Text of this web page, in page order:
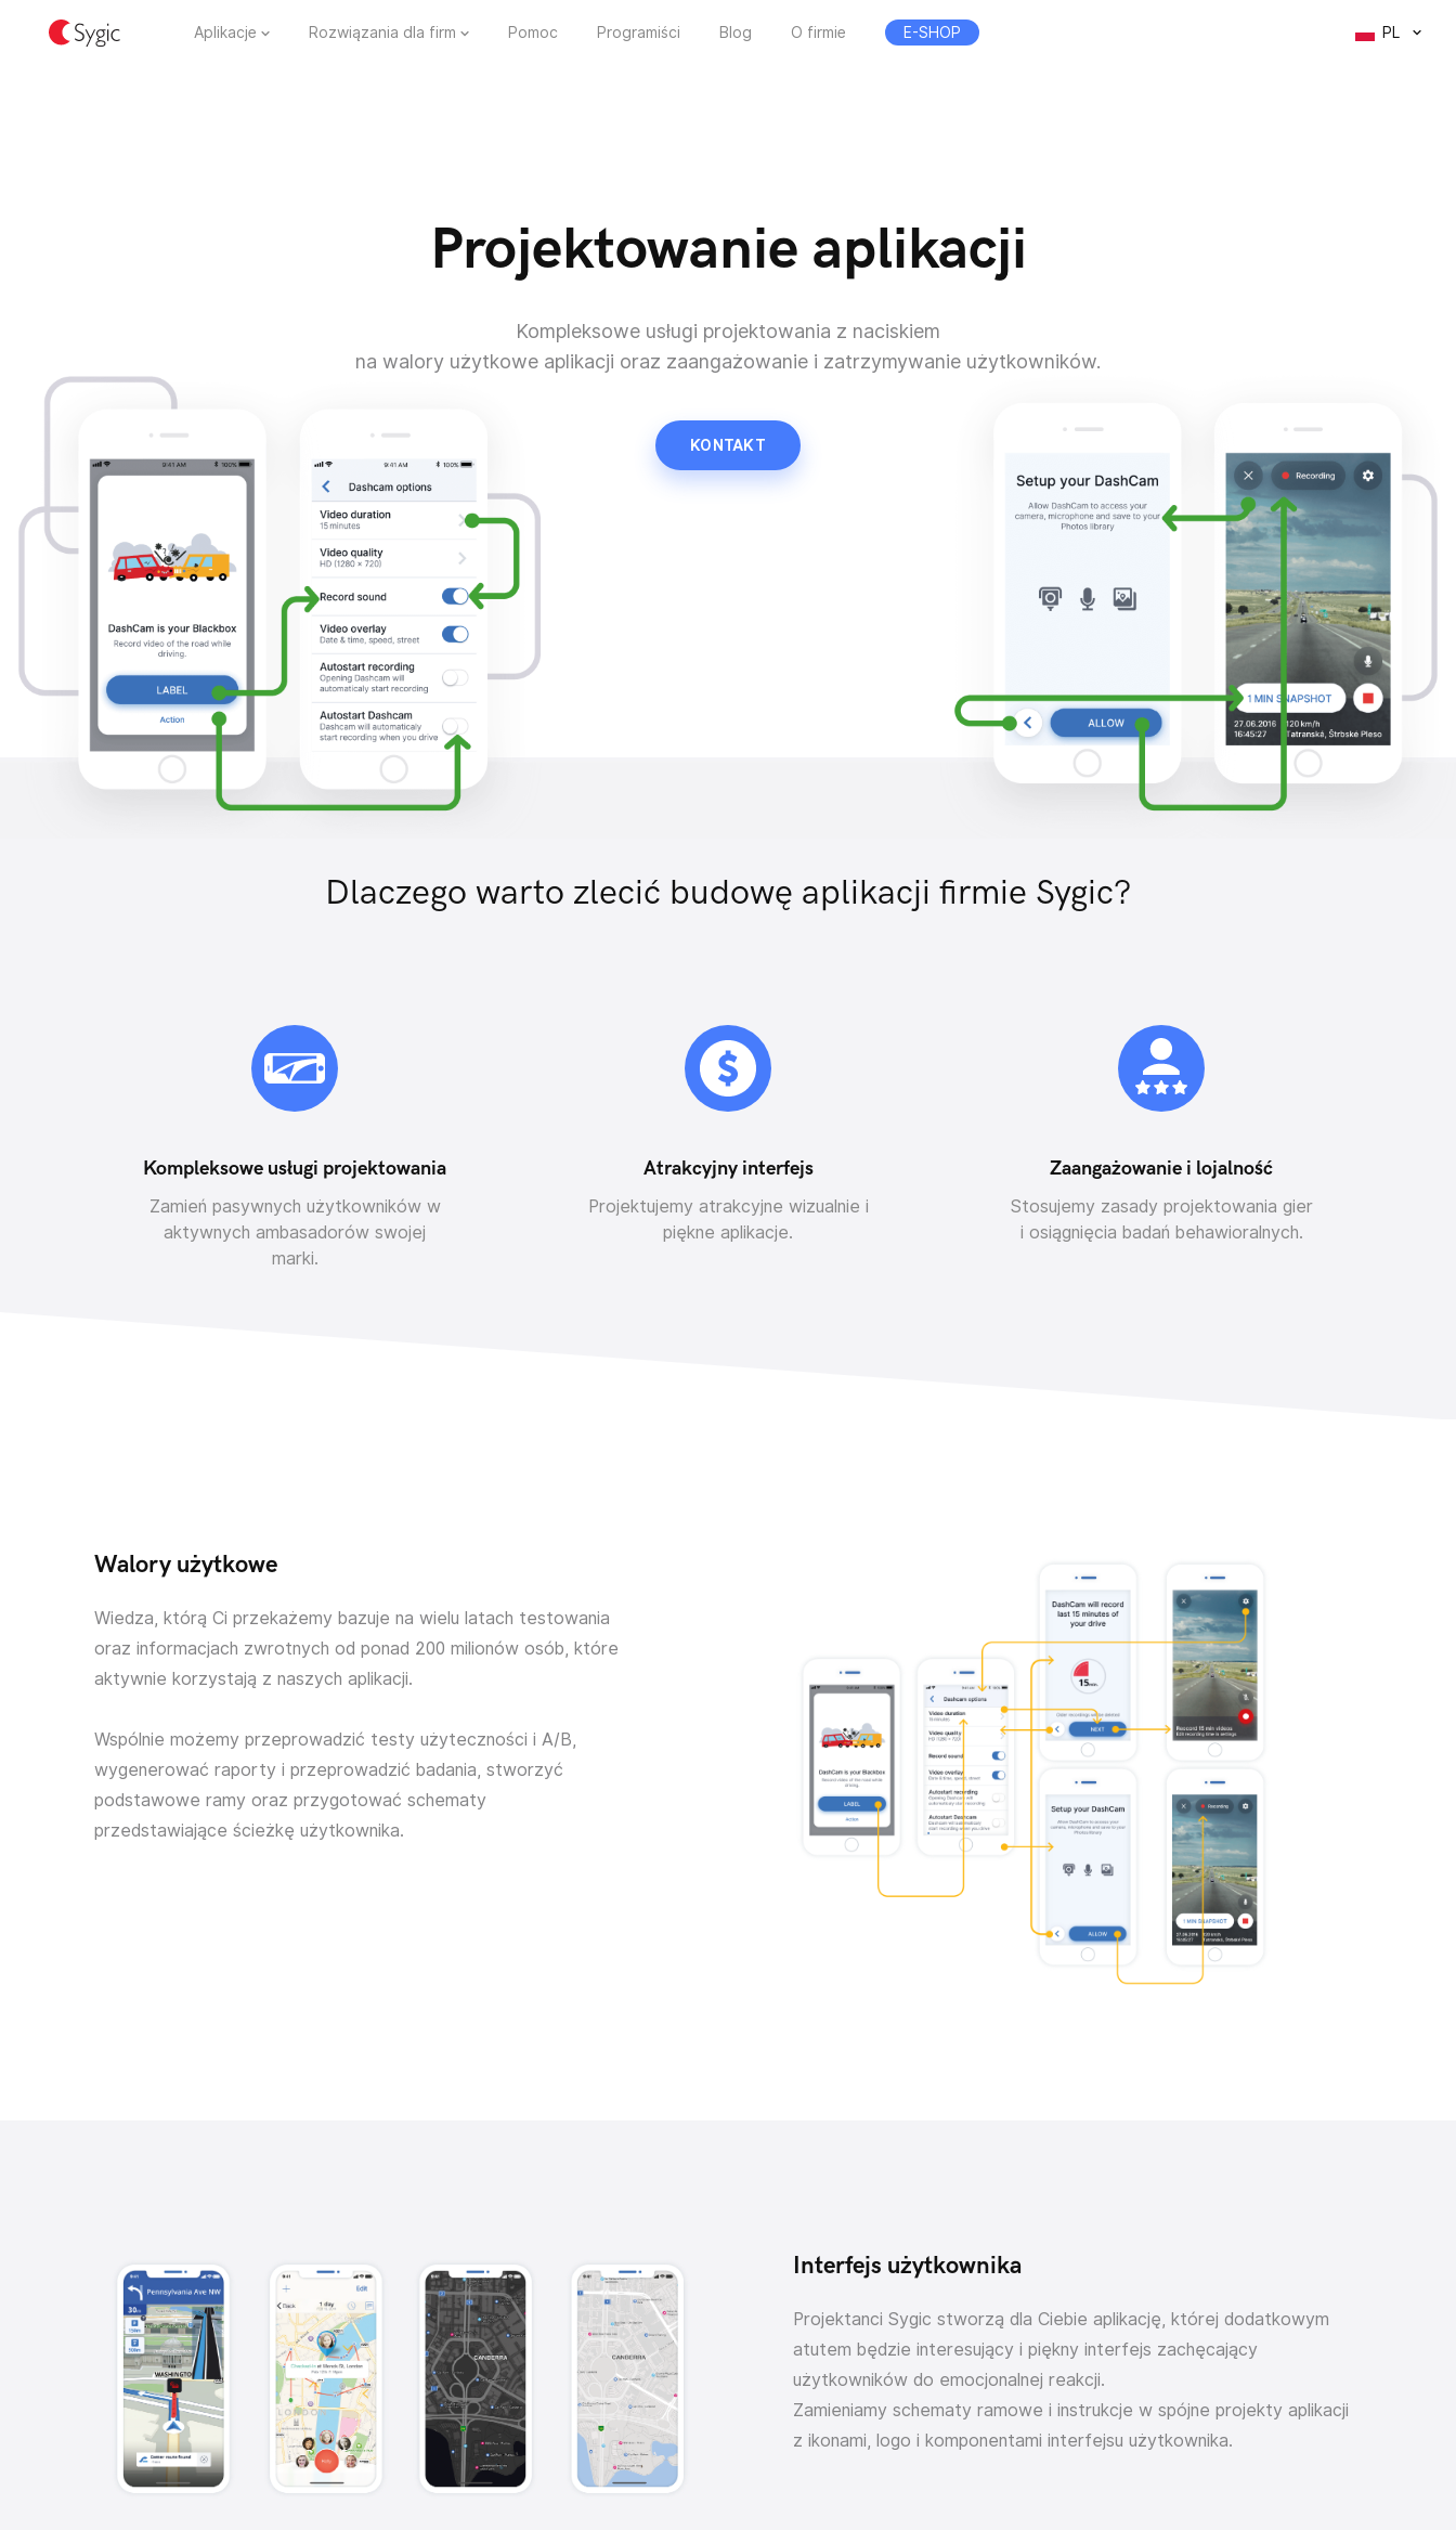
Aplikacje Rozwiązania dla firm Pomoc Programiści Blog O firmie E-SHOP PL
Projektowanie aplikacji
Kompleksowe usługi projektowania z naciskiem
na walory użytkowe aplikacji oraz zaangażowanie i zatrzymywanie użytkowników.
KONTAKT
Dlaczego warto zlecić budowę aplikacji firmie Sygic?
Kompleksowe usługi projektowania
Zamień pasywnych użytkowników w
aktywnych ambasadorów swojej
marki.
Atrakcyjny interfejs
Projektujemy atrakcyjne wizualnie i
piękne aplikacje.
Zaangażowanie i lojalność
Stosujemy zasady projektowania gier
i osiągnięcia badań behawioralnych.
Walory użytkowe
Wiedza, którą Ci przekażemy bazuje na wielu latach testowania
oraz informacjach zwrotnych od ponad 200 milionów osób, które
aktywnie korzystają z naszych aplikacji.
Wspólnie możemy przeprowadzić testy użyteczności i A/B,
wygenerować raporty i przeprowadzić badania, stworzyć
podstawowe ramy oraz przygotować schematy
przedstawiające ścieżkę użytkownika.
Interfejs użytkownika
Projektanci Sygic stworzą dla Ciebie aplikację, której dodatkowym
atutem będzie interesujący i piękny interfejs zachęcający
użytkowników do emocjonalnej reakcji.
Zamieniamy schematy ramowe i instrukcje w spójne projekty aplikacji
z ikonami, logo i komponentami interfejsu użytkownika.